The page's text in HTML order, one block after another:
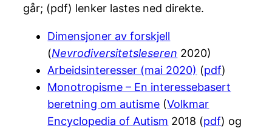
går; (pdf) lenker lastes ned direkte.
Dimensjoner av forskjell
(Nevrodiversitetsleseren 2020)
Arbeidsinteresser (mai 2020) (pdf)
Monotropisme – En interessebasert
beretning om autisme (Volkmar
Encyclopedia of Autism 2018 (pdf) og